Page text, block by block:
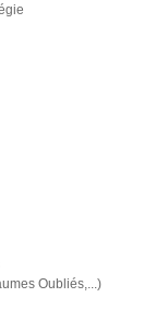
Oubliés,...)